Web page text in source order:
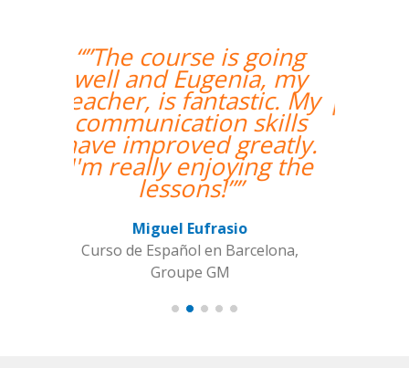
“”Me han encontrado
un profesor nativo y
pude disfrutar de mis
clases de Swahili.””
Alexandra Keller
Curso de Swahili en Madrid